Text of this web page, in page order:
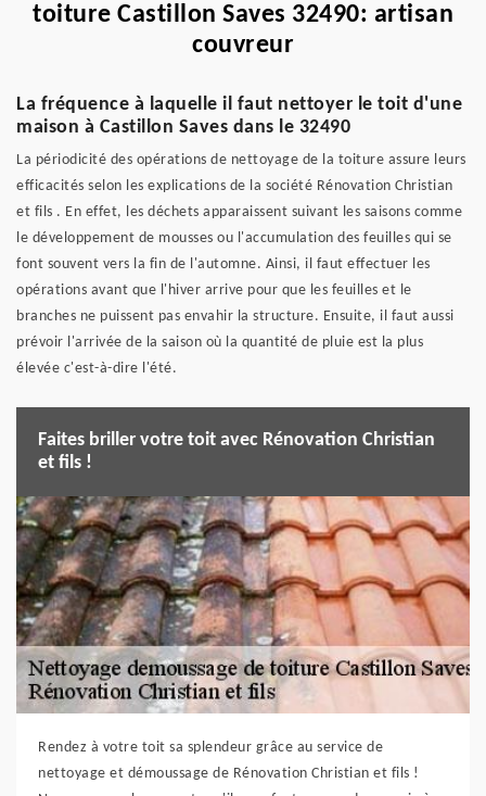
toiture Castillon Saves 32490: artisan
couvreur
La fréquence à laquelle il faut nettoyer le toit d'une
maison à Castillon Saves dans le 32490
La périodicité des opérations de nettoyage de la toiture assure leurs
efficacités selon les explications de la société Rénovation Christian
et fils . En effet, les déchets apparaissent suivant les saisons comme
le développement de mousses ou l'accumulation des feuilles qui se
font souvent vers la fin de l'automne. Ainsi, il faut effectuer les
opérations avant que l'hiver arrive pour que les feuilles et le
branches ne puissent pas envahir la structure. Ensuite, il faut aussi
prévoir l'arrivée de la saison où la quantité de pluie est la plus
élevée c'est-à-dire l'été.
Faites briller votre toit avec Rénovation Christian
et fils !
Rendez à votre toit sa splendeur grâce au service de
nettoyage et démoussage de Rénovation Christian et fils !